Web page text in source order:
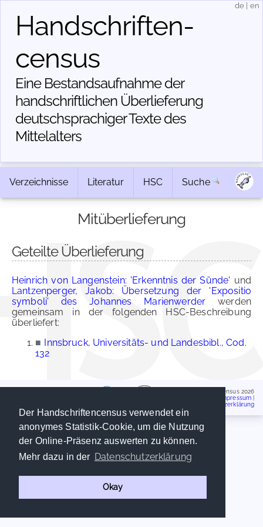
Der Handschriftencensus verwendet ein
anonymes Statistik-Cookie, um die Nutzung
der Online-Präsenz auswerten zu können.
Mehr dazu in der Datenschutzerklärung
Okay
Handschriften­
census
Eine Bestandsaufnahme der
handschriftlichen Über­lieferung
deutschsprachiger Texte des
Mittelalters
de en
Verzeichnisse Literatur HSC Suche
Mitüberlieferung
Geteilte Überlieferung
Heinrich von Langenstein: 'Erkenntnis der Sünde' und
Lantzenperger, Jakob: Übersetzung der 'Expositio
symboli' des Johannes Marienwerder werden
gemeinsam in der folgenden HSC-Beschreibung
überliefert:
■ Innsbruck, Universitäts- und Landesbibl., Cod.
132
Handschriftencensus 2026
Impressum
Datenschutzerklärung